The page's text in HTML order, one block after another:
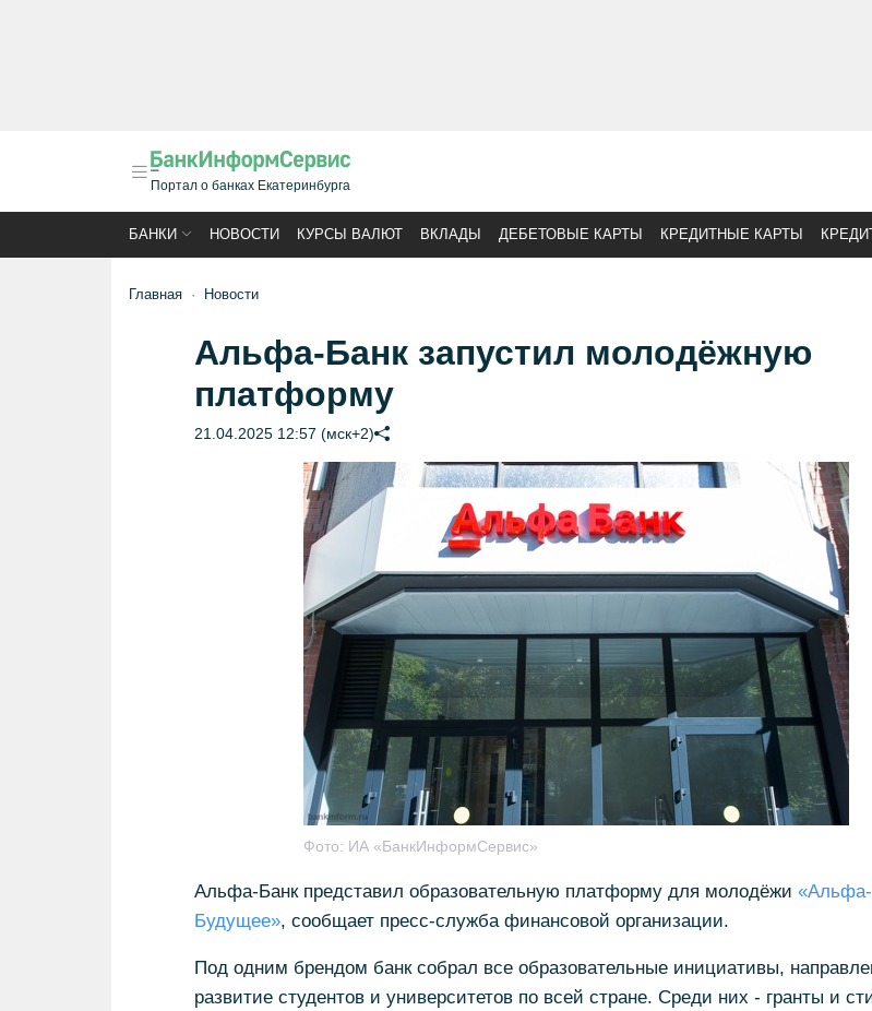
Портал о банках Екатеринбурга
БАНКИ НОВОСТИ КУРСЫ ВАЛЮТ ВКЛАДЫ ДЕБЕТОВЫЕ КАРТЫ КРЕДИТНЫЕ КАРТЫ
Главная Новости
Альфа-Банк запустил молодёжную
платформу
21.04.2025 12:57 (мск+2)
Фото: ИА «БанкИнформСервис»
Альфа-Банк представил образовательную платформу для молодёжи «Альфа-
Будущее», сообщает пресс-служба финансовой организации.
Под одним брендом банк собрал все образовательные инициативы,
развитие студентов и университетов по всей стране. Среди них - гранты и